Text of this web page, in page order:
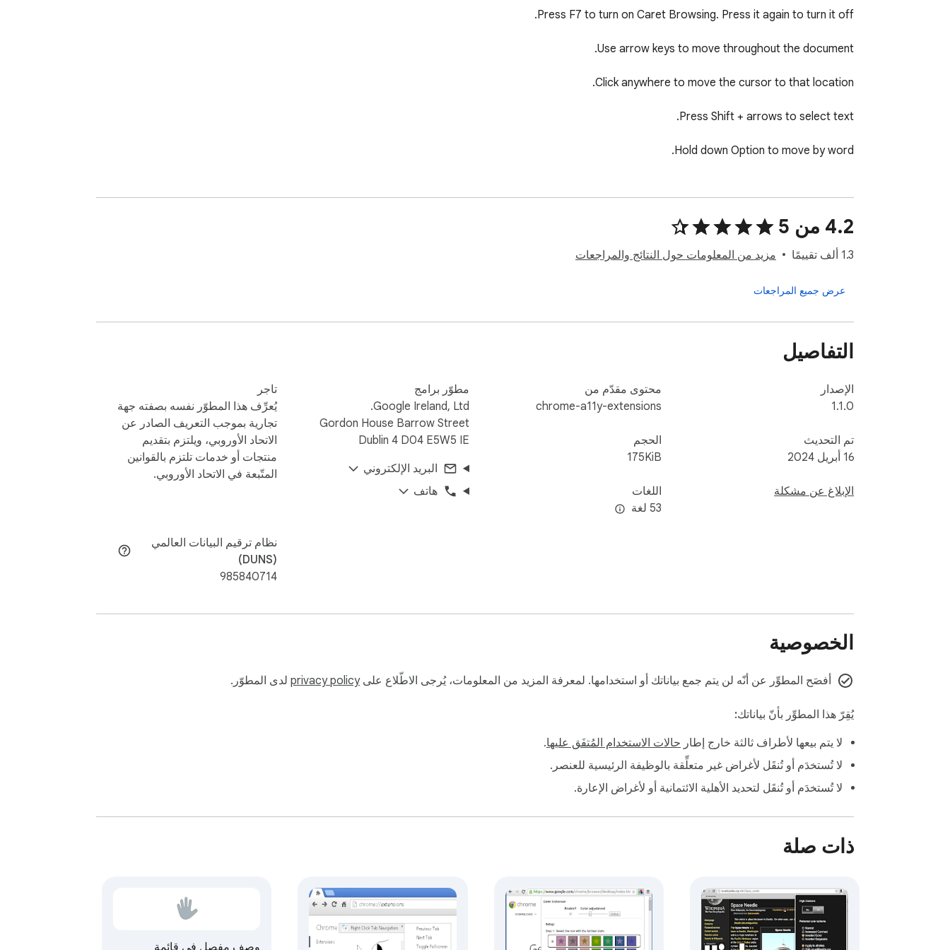
When a focused control (like a text box or a list box) is capturing arrow keys, press Esc followed by the left or right arrow to continue Caret
‫4.2 من 5
‫1.3 ألف تقييمًا مزيد من المعلومات حول النتائج والمراجعات
عرض جميع المراجعات
التفاصيل
الإصدار
1.1.0
تم التحديث
16 أبريل 2024
الإبلاغ عن مشكلة
محتوى مقدّم من
chrome-a11y-extensions
الحجم
175KiB
اللغات
‫53 لغة
مطوّر برامج
Google Ireland, Ltd.
Gordon House Barrow Street
Dublin 4 D04 E5W5 IE
البريد الإلكتروني
هاتف
تاجر
يُعرِّف هذا المطوّر نفسه بصفته جهة
تجارية بموجب التعريف الصادر عن
الاتحاد الأوروبي، ويلتزم بتقديم
منتجات أو خدمات تلتزم بالقوانين
المتّبعة في الاتحاد الأوروبي.
‏نظام ترقيم البيانات العالمي
(DUNS)
985840714
الخصوصية
أفصَح المطوِّر عن أنّه لن يتم جمع بياناتك أو استخدامها. لمعرفة المزيد من المعلومات، يُرجى الاطّلاع علىprivacy policy لدى المطوّر.
يُقِرّ هذا المطوِّر بأنّ بياناتك:
لا يتم بيعها لأطراف ثالثة خارج إطار حالات الاستخدام المُتفَق عليها.
لا تُستخدَم أو تُنقَل لأغراض غير متعلِّقة بالوظيفة الرئيسية للعنصر.
لا تُستخدَم أو تُنقَل لتحديد الأهلية الائتمانية أو لأغراض الإعارة.
ذات صلة